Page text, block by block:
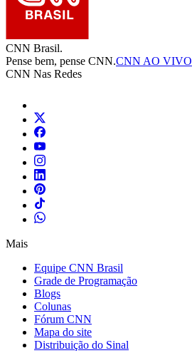
CNN Brasil.
Pense bem, pense CNN.CNN AO VIVO
CNN Nas Redes
Mais
Equipe CNN Brasil
Grade de Programação
Blogs
Colunas
Fórum CNN
Mapa do site
Distribuição do Sinal